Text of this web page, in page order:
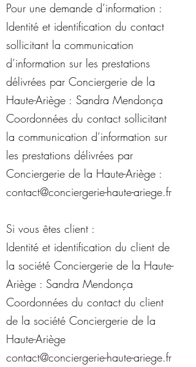
Pour une demande d’information :
Identité et identification du contact
sollicitant la communication
d’information sur les prestations
délivrées par Conciergerie de la
Haute-Ariège : Sandra Mendonça
Coordonnées du contact sollicitant
la communication d’information sur
les prestations délivrées par
Conciergerie de la Haute-Ariège :
contact@conciergerie-haute-ariege.fr
Si vous êtes client :
Identité et identification du client de
la société Conciergerie de la Haute-
Ariège : Sandra Mendonça
Coordonnées du contact du client
de la société Conciergerie de la
Haute-Ariège
contact@conciergerie-haute-ariege.fr